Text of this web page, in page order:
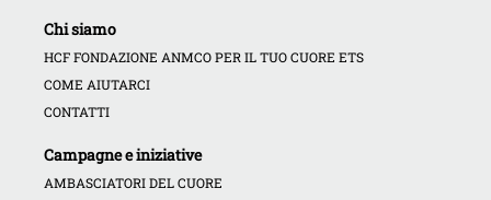
Chi siamo
HCF FONDAZIONE ANMCO PER IL TUO CUORE ETS
COME AIUTARCI
CONTATTI
Campagne e iniziative
AMBASCIATORI DEL CUORE